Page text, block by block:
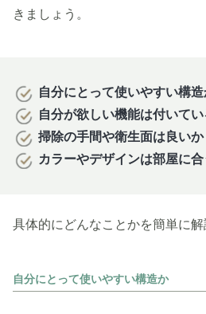
きましょう。
自分にとって使いやすい構造
自分が欲しい機能は付いて
掃除の手間や衛生面は良いか
カラーやデザインは部屋に
具体的にどんなことかを簡単に解
自分にとって使いやすい構造か